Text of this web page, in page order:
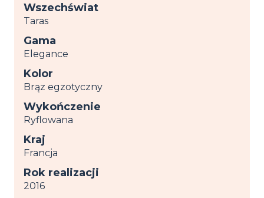
Wszechświat
Taras
Gama
Elegance
Kolor
Brąz egzotyczny
Wykończenie
Ryflowana
Kraj
Francja
Rok realizacji
2016